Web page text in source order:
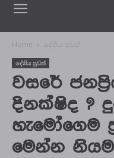
Home දේශිය පුවත්
දේශිය පුවත්
වසරේ
දිනක්ෂිද ?
හැමෝගෙම
මෙන්න